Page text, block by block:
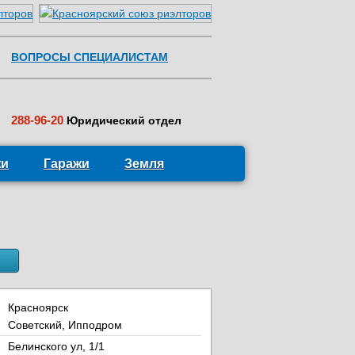
ВОПРОСЫ СПЕЦИАЛИСТАМ
288-96-20 Юридический отдел
Гаражи Земля
Красноярск
Советский, Ипподром
Белинского ул, 1/1